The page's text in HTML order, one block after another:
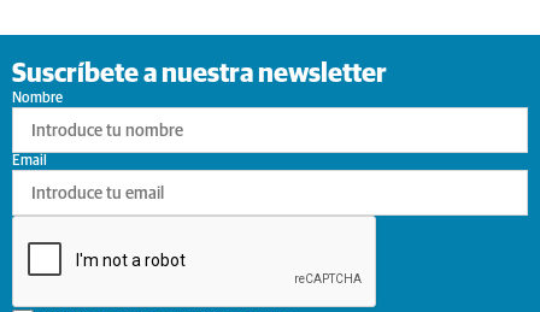
Suscríbete a nuestra newsletter
Nombre
Email